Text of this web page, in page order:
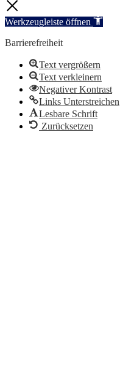
Werkzeugleiste öffnen
Barrierefreiheit
Text vergrößern
Text verkleinern
Negativer Kontrast
Links Unterstreichen
Lesbare Schrift
Zurücksetzen